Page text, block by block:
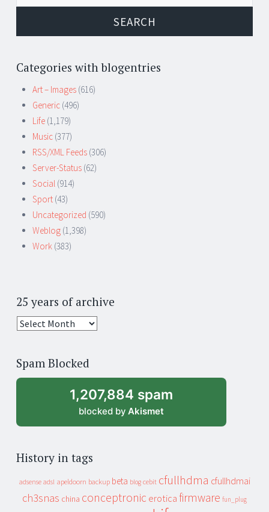
Categories with blogentries
Art – Images (616)
Generic (496)
Life (1,179)
Music (377)
RSS/XML Feeds (306)
Server-Status (62)
Social (914)
Sport (43)
Uncategorized (590)
Weblog (1,398)
Work (383)
25 years of archive
25
archive
Spam Blocked
1,207,884 spam
blocked by Akismet
History in tags
adsense adsl apeldoorn backup beta blog cebit cfullhdma cfullhdmai
ch3snas china conceptronic erotica firmware fun_plug